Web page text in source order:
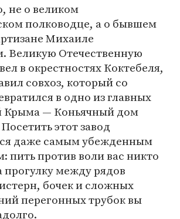
не о великом
полководце, а о бывшем
Михаиле
Великую Отечественную
в окрестностях Коктебеля,
совхоз, который со
в одно из главных
Крыма — Коньячный дом
этот завод
даже самым убежденным
пить против воли вас никто
прогулку между рядов
бочек и сложных
перегонных трубок вы